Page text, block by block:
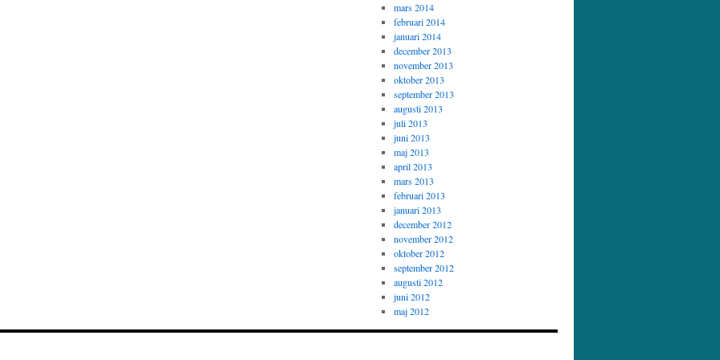
mars 2014
februari 2014
januari 2014
december 2013
november 2013
oktober 2013
september 2013
augusti 2013
juli 2013
juni 2013
maj 2013
april 2013
mars 2013
februari 2013
januari 2013
december 2012
november 2012
oktober 2012
september 2012
augusti 2012
juni 2012
maj 2012